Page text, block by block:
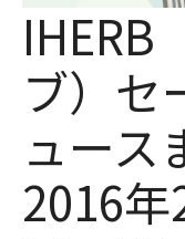
IHERB
ブ）セ
ュー
2016